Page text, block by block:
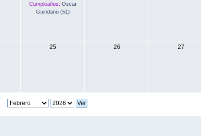
Cumpleaños: Oscar
Guindano (51)
25 26 27